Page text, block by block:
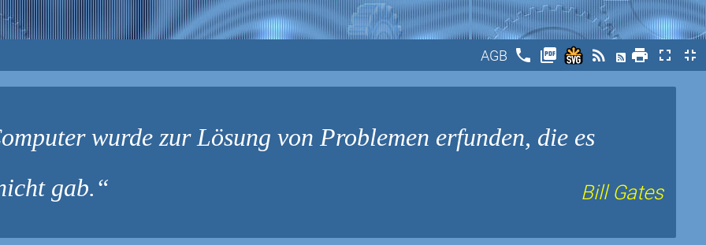
AGB phone picture_as_pdf rss_feed print fullscreen fullscreen_exit
wurde zur Lösung von Problemen erfunden, die es
gab.
Bill Gates